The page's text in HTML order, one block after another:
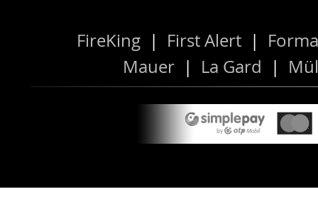
FireKing | First Alert |
Mauer | La Gard |